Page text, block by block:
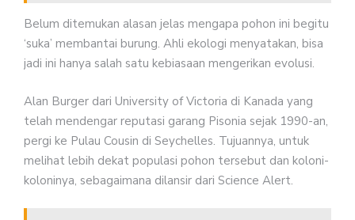
Belum ditemukan alasan jelas mengapa pohon ini begitu
‘suka’ membantai burung. Ahli ekologi menyatakan, bisa
jadi ini hanya salah satu kebiasaan mengerikan evolusi.
Alan Burger dari University of Victoria di Kanada yang
telah mendengar reputasi garang Pisonia sejak 1990-an,
pergi ke Pulau Cousin di Seychelles. Tujuannya, untuk
melihat lebih dekat populasi pohon tersebut dan koloni-
koloninya, sebagaimana dilansir dari Science Alert.